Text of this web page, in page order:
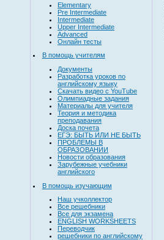
Elementary
Pre Intermediate
Intermediate
Upper Intermediate
Advanced
Онлайн тесты
В помощь учителям
Документы
Разработка уроков по
английскому языку
Скачать видео с YouTube
Олимпиадные задания
Материалы для учителя
Теория и методика
преподавания
Доска почета
ЕГЭ: БЫТЬ ИЛИ НЕ БЫТЬ
ПРОБЛЕМЫ В
ОБРАЗОВАНИИ
Новости образования
Зарубежные учебники
английского
В помощь изучающим
Наш учколлектор
Все решебники
Все для экзамена
ENGLISH WORKSHEETS
Переводчик
решебники по английскому